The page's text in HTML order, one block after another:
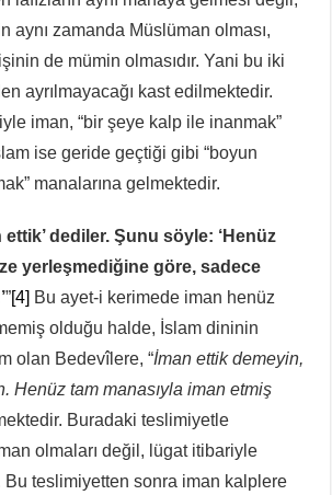
aynı zamanda Müslüman olması,
de mümin olmasıdır. Yani bu iki
ayrılmayacağı kast edilmektedir.
iman, “bir şeye kalp ile inanmak”
ise geride geçtiği gibi “boyun
manalarına gelmektedir.
ettik’ dediler. Şunu söyle: ‘Henüz
yerleşmediğine göre, sadece
”[4] Bu ayet-i kerimede iman henüz
olduğu halde, İslam dininin
olan Bedevîlere, “İman ettik demeyin,
Henüz tam manasıyla iman etmiş
Buradaki teslimiyetle
olmaları değil, lügat itibariyle
Bu teslimiyetten sonra iman kalplere